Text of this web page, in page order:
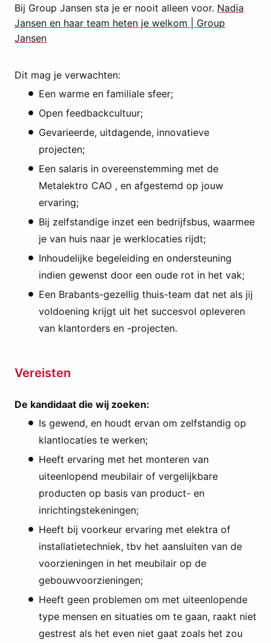
Bij Group Jansen sta je er nooit alleen voor. Nadia
Jansen en haar team heten je welkom | Group
Jansen
Dit mag je verwachten:
Een warme en familiale sfeer;
Open feedbackcultuur;
Gevarieerde, uitdagende, innovatieve
projecten;
Een salaris in overeenstemming met de
Metalektro CAO , en afgestemd op jouw
ervaring;
Bij zelfstandige inzet een bedrijfsbus, waarmee
je van huis naar je werklocaties rijdt;
Inhoudelijke begeleiding en ondersteuning
indien gewenst door een oude rot in het vak;
Een Brabants-gezellig thuis-team dat net als jij
voldoening krijgt uit het succesvol opleveren
van klantorders en -projecten.
Vereisten
De kandidaat die wij zoeken:
Is gewend, en houdt ervan om zelfstandig op
klantlocaties te werken;
Heeft ervaring met het monteren van
uiteenlopend meubilair of vergelijkbare
producten op basis van product- en
inrichtingstekeningen;
Heeft bij voorkeur ervaring met elektra of
installatietechniek, tbv het aansluiten van de
voorzieningen in het meubilair op de
gebouwvoorzieningen;
Heeft geen problemen om met uiteenlopende
type mensen en situaties om te gaan, raakt niet
gestrest als het even niet gaat zoals het zou